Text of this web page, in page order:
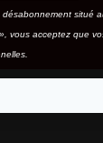
situé
vous acceptez que